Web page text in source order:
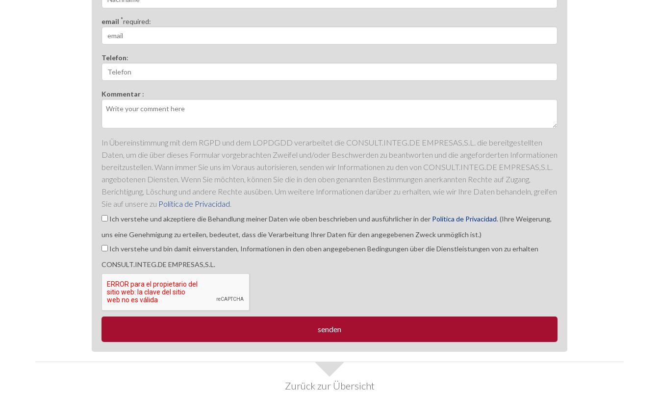
email *required:
Telefon:
Kommentar :
In Übereinstimmung mit dem RGPD und dem LOPDGDD verarbeitet die CONSULT.INTEG.DE EMPRESAS,S.L. die bereitgestellten
Daten, um die über dieses Formular vorgebrachten Zweifel und/oder Beschwerden zu beantworten und die angeforderten Informationen
bereitzustellen. Wann immer Sie uns im Voraus autorisieren, senden wir Informationen zu den von CONSULT.INTEG.DE EMPRESAS,S.L.
angebotenen Diensten. Wenn Sie möchten, können Sie die in den oben genannten Bestimmungen anerkannten Rechte auf Zugang,
Berichtigung, Löschung und andere Rechte ausüben. Um weitere Informationen darüber zu erhalten, wie wir Ihre Daten behandeln, greifen
Sie auf unsere zu Política de Privacidad.
Ich verstehe und akzeptiere die Behandlung meiner Daten wie oben beschrieben und ausführlicher in der Política de Privacidad. (Ihre Weigerung,
uns eine Genehmigung zu erteilen, bedeutet, dass die Verarbeitung Ihrer Daten für den angegebenen Zweck unmöglich ist.)
Ich verstehe und bin damit einverstanden, Informationen in den oben angegebenen Bedingungen über die Dienstleistungen von zu erhalten
CONSULT.INTEG.DE EMPRESAS,S.L.
Zurück zur Übersicht